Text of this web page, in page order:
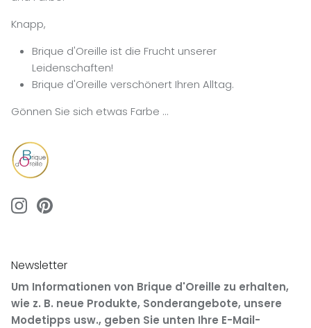
Knapp,
Brique d'Oreille ist die Frucht unserer
Leidenschaften!
Brique d'Oreille verschönert Ihren Alltag.
Gönnen Sie sich etwas Farbe …
Newsletter
Um Informationen von Brique d'Oreille zu erhalten,
wie z. B. neue Produkte, Sonderangebote, unsere
Modetipps usw., geben Sie unten Ihre E-Mail-